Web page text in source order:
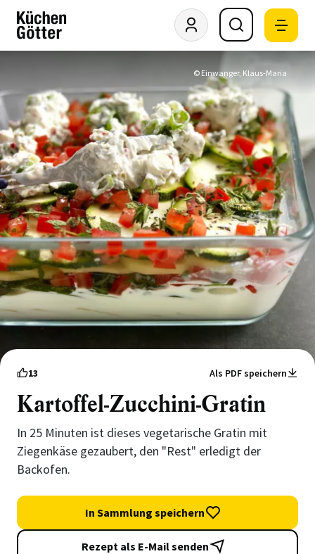
© Einwanger, Klaus-Maria
13 Als PDF speichern
Kartoffel-Zucchini-Gratin
In 25 Minuten ist dieses vegetarische Gratin mit
Ziegenkäse gezaubert, den "Rest" erledigt der
Backofen.
In Sammlung speichern
Rezept als E-Mail senden